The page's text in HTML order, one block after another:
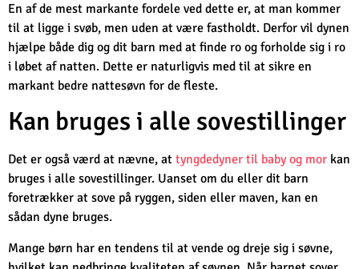
En af de mest markante fordele ved dette er, at man kommer
til at ligge i svøb, men uden at være fastholdt. Derfor vil dynen
hjælpe både dig og dit barn med at finde ro og forholde sig i ro
i løbet af natten. Dette er naturligvis med til at sikre en
markant bedre nattesøvn for de fleste.
Kan bruges i alle sovestillinger
Det er også værd at nævne, at tyngdedyner til baby og mor kan
bruges i alle sovestillinger. Uanset om du eller dit barn
foretrækker at sove på ryggen, siden eller maven, kan en
sådan dyne bruges.
Mange børn har en tendens til at vende og dreje sig i søvne,